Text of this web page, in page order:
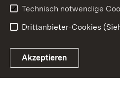
Technisch notwendige
Drittanbieter-Cookies
Akzeptieren